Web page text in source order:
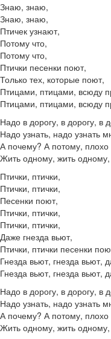
Знаю, знаю,
Знаю, знаю,
Птичек узнают,
Потому что,
Потому что,
Птички песенки поют,
Только тех, которые поют,
Птицами, птицами, всюду
Птицами, птицами, всюду
Надо в дорогу, в дорогу, в
Надо узнать, надо узнать
А почему? А потому, плохо
Жить одному, жить
Птички, птички,
Птички, птички,
Песенки поют,
Птички, птички,
Птички, птички,
Даже гнезда вьют,
Птички, птички песенки
Гнезда вьют, гнезда вьют,
Гнезда вьют, гнезда вьют,
Надо в дорогу, в дорогу, в
Надо узнать, надо узнать
А почему? А потому, плохо
Жить одному, жить